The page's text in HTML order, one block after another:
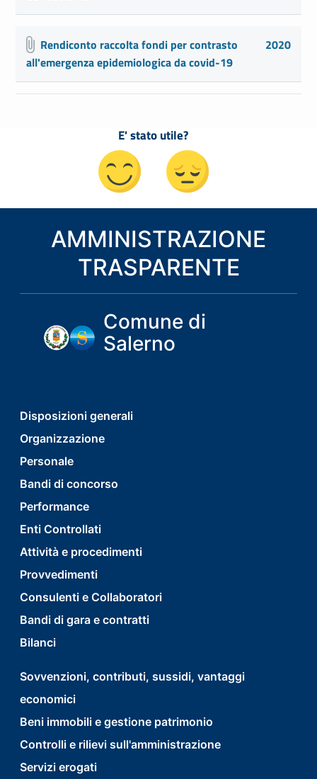
Rendiconto raccolta fondi per contrasto
all'emergenza epidemiologica da covid-19
2020
E' stato utile?
AMMINISTRAZIONE
TRASPARENTE
Comune di
Salerno
footer
menu
first
Disposizioni generali
Organizzazione
Personale
Bandi di concorso
Performance
Enti Controllati
Attività e procedimenti
Provvedimenti
Consulenti e Collaboratori
Bandi di gara e contratti
Bilanci
footer
menu
second
Sovvenzioni, contributi, sussidi, vantaggi
economici
Beni immobili e gestione patrimonio
Controlli e rilievi sull'amministrazione
Servizi erogati